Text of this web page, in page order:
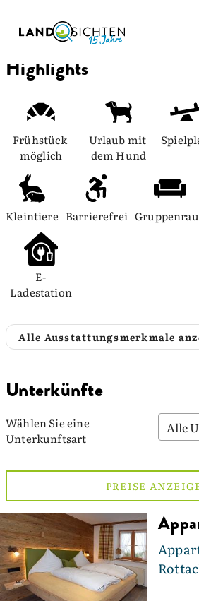
Highlights
Frühstück
möglich
Urlaub mit
dem Hund
Kleintiere Barrierefrei
E-
Ladestation
Alle Ausstattungsmerkmale
Unterkünfte
Wählen Sie eine
Unterkunftsart
Alle
PREISE